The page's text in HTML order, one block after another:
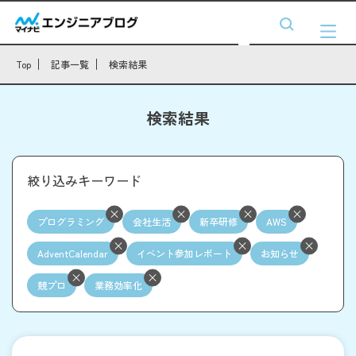
Top 記事一覧 検索結果
検索結果
絞り込みキーワード
プログラミング 会社生活 新卒研修 AWS
AdventCalendar イベント参加レポート お知らせ
競プロ 業務効率化